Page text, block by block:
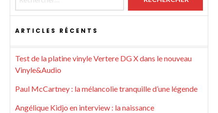
ARTICLES RÉCENTS
Test de la platine vinyle Vertere DG X dans le nouveau
Vinyle&Audio
Paul McCartney : la mélancolie tranquille d’une légende
Angélique Kidjo en interview : la naissance